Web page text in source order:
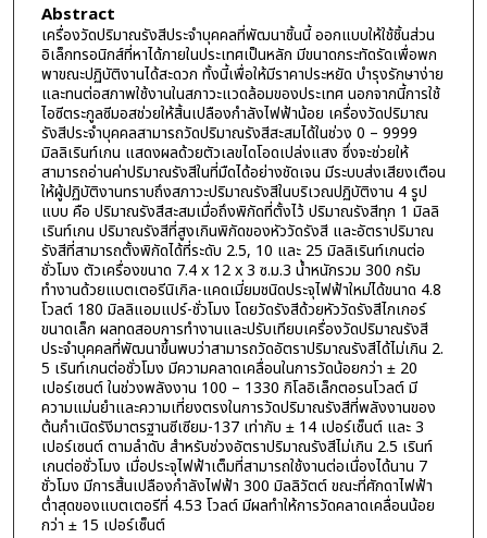
Abstract
เครื่องวัดปริมาณรังสีประจำบุคคลที่พัฒนาชิ้นนี้ ออกแบบให้ใช้ชิ้นส่วน
อิเล็กทรอนิกส์ที่หาได้ภายในประเทศเป็นหลัก มีขนาดกระทัดรัดเพื่อพก
พาขณะปฏิบัติงานได้สะดวก ทั้งนี้เพื่อให้มีราคาประหยัด บำรุงรักษาง่าย
และทนต่อสภาพใช้งานในสภาวะแวดล้อมของประเทศ นอกจากนี้การใช้
ไอซีตระกูลซีมอสช่วยให้สิ้นเปลืองกำลังไฟฟ้าน้อย เครื่องวัดปริมาณ
รังสีประจำบุคคลสามารถวัดปริมาณรังสีสะสมได้ในช่วง 0 – 9999
มิลลิเรินท์เกน แสดงผลด้วยตัวเลขไดโอดเปล่งแสง ซึ่งจะช่วยให้
สามารถอ่านค่าปริมาณรังสีในที่มืดได้อย่างชัดเจน มีระบบส่งเสียงเตือน
ให้ผู้ปฏิบัติงานทราบถึงสภาวะปริมาณรังสีในบริเวณปฏิบัติงาน 4 รูป
แบบ คือ ปริมาณรังสีสะสมเมื่อถึงพิกัดที่ตั้งไว้ ปริมาณรังสีทุก 1 มิลลิ
เรินท์เกน ปริมาณรังสีที่สูงเกินพิกัดของหัววัดรังสี และอัตราปริมาณ
รังสีที่สามารถตั้งพิกัดได้ที่ระดับ 2.5, 10 และ 25 มิลลิเรินท์เกนต่อ
ชั่วโมง ตัวเครื่องขนาด 7.4 x 12 x 3 ซ.ม.3 น้ำหนักรวม 300 กรัม
ทำงานด้วยแบตเตอรีนิเกิล-แคดเมี่ยมชนิดประจุไฟฟ้าใหม่ได้ขนาด 4.8
โวลต์ 180 มิลลิแอมแปร์-ชั่วโมง โดยวัดรังสีด้วยหัววัดรังสีไกเกอร์
ขนาดเล็ก ผลทดสอบการทำงานและปรับเทียบเครื่องวัดปริมาณรังสี
ประจำบุคคลที่พัฒนาขึ้นพบว่าสามารถวัดอัตราปริมาณรังสีได้ไม่เกิน 2.
5 เรินท์เกนต่อชั่วโมง มีความคลาดเคลื่อนในการวัดน้อยกว่า ± 20
เปอร์เซนต์ ในช่วงพลังงาน 100 – 1330 กิโลอิเล็กตอรนโวลต์ มี
ความแม่นยำและความเที่ยงตรงในการวัดปริมาณรังสีที่พลังงานของ
ต้นกำเนิดรังีมาตรฐานซีเซียม-137 เท่ากับ ± 14 เปอร์เซ็นต์ และ 3
เปอร์เซนต์ ตามลำดับ สำหรับช่วงอัตราปริมาณรังสีไม่เกิน 2.5 เรินท์
เกนต่อชั่วโมง เมื่อประจุไฟฟ้าเต็มที่สามารถใช้งานต่อเนื่องได้นาน 7
ชั่วโมง มีการสิ้นเปลืองกำลังไฟฟ้า 300 มิลลิวัตต์ ขณะที่ศักดาไฟฟ้า
ต่ำสุดของแบตเตอรีที่ 4.53 โวลต์ มีผลทำให้การวัดคลาดเคลื่อนน้อย
กว่า ± 15 เปอร์เซ็นต์